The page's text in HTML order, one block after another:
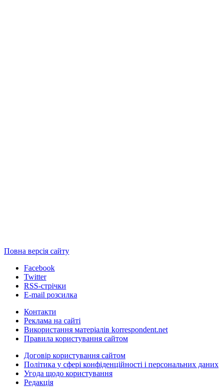
Повна версія сайту
Facebook
Twitter
RSS-стрічки
E-mail розсилка
Контакти
Реклама на сайті
Використання матеріалів korrespondent.net
Правила користування сайтом
Договір користування сайтом
Політика у сфері конфіденційності і персональних даних
Угода щодо користування
Редакція